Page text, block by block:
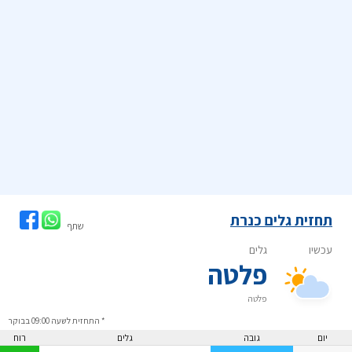
תחזית גלים כנרת שתף
* התחזית לשעה 09:00 בבוקר
יום גובה גלים רוח